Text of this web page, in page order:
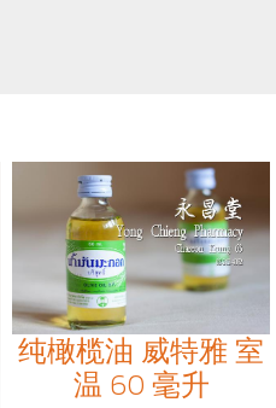
纯橄榄油 威特雅 室
温 60 毫升